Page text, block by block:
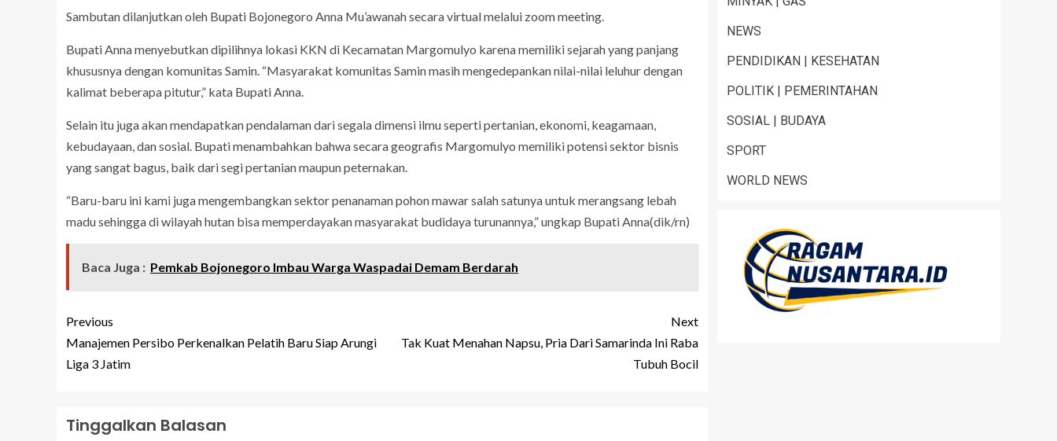
Sambutan dilanjutkan oleh Bupati Bojonegoro Anna Mu’awanah secara virtual melalui zoom meeting.
Bupati Anna menyebutkan dipilihnya lokasi KKN di Kecamatan Margomulyo karena memiliki sejarah yang panjang
khususnya dengan komunitas Samin. “Masyarakat komunitas Samin masih mengedepankan nilai-nilai leluhur dengan
kalimat beberapa pitutur,” kata Bupati Anna.
Selain itu juga akan mendapatkan pendalaman dari segala dimensi ilmu seperti pertanian, ekonomi, keagamaan,
kebudayaan, dan sosial. Bupati menambahkan bahwa secara geografis Margomulyo memiliki potensi sektor bisnis
yang sangat bagus, baik dari segi pertanian maupun peternakan.
“Baru-baru ini kami juga mengembangkan sektor penanaman pohon mawar salah satunya untuk merangsang lebah
madu sehingga di wilayah hutan bisa memperdayakan masyarakat budidaya turunannya,” ungkap Bupati Anna(dik/rn)
Baca Juga : Pemkab Bojonegoro Imbau Warga Waspadai Demam Berdarah
Previous
Manajemen Persibo Perkenalkan Pelatih Baru Siap Arungi
Liga 3 Jatim
Next
Tak Kuat Menahan Napsu, Pria Dari Samarinda Ini Raba
Tubuh Bocil
Tinggalkan Balasan
NEWS
PENDIDIKAN | KESEHATAN
POLITIK | PEMERINTAHAN
SOSIAL | BUDAYA
SPORT
WORLD NEWS